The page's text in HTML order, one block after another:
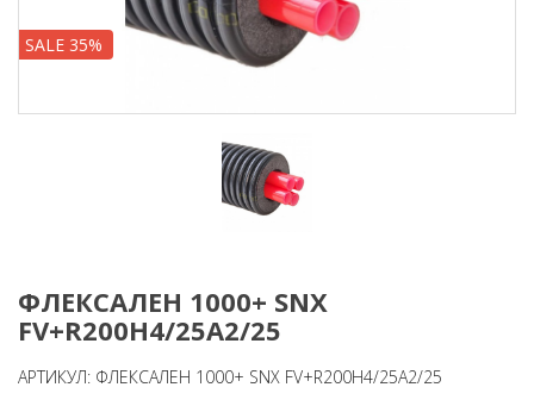
SALE 35%
ФЛЕКСАЛЕН 1000+ SNX
FV+R200H4/25A2/25
АРТИКУЛ: ФЛЕКСАЛЕН 1000+ SNX FV+R200H4/25A2/25